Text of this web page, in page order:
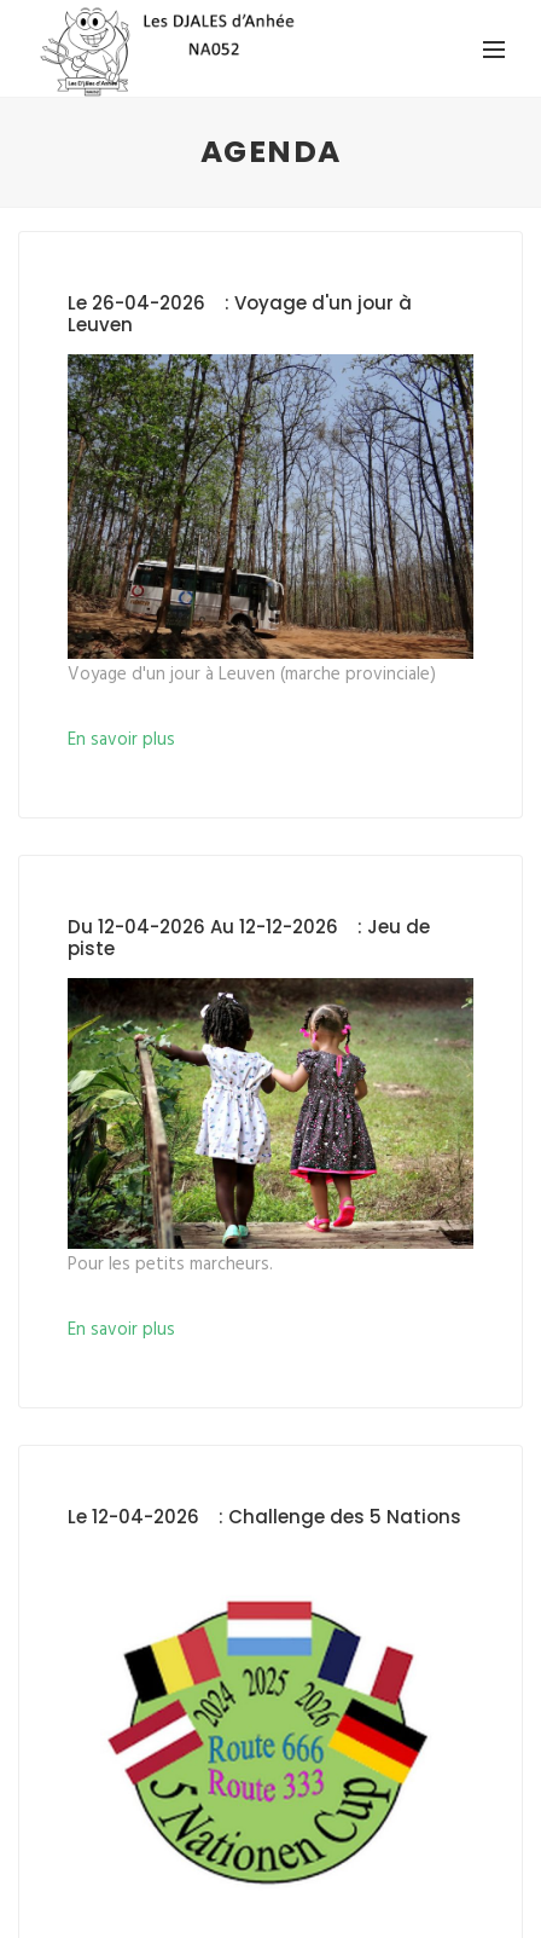
AGENDA
Le 26-04-2026 : Voyage d'un jour à
Leuven
Voyage d'un jour à Leuven (marche provinciale)
En savoir plus
Du 12-04-2026 Au 12-12-2026 : Jeu de
piste
Pour les petits marcheurs.
En savoir plus
Le 12-04-2026 : Challenge des 5 Nations